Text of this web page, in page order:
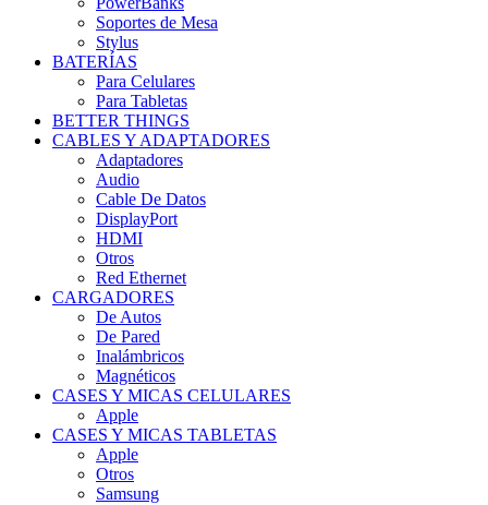
Soportes de Mesa
Stylus
BATERÍAS
Para Celulares
Para Tabletas
BETTER THINGS
CABLES Y ADAPTADORES
Adaptadores
Audio
Cable De Datos
DisplayPort
HDMI
Otros
Red Ethernet
CARGADORES
De Autos
De Pared
Inalámbricos
Magnéticos
CASES Y MICAS CELULARES
Apple
CASES Y MICAS TABLETAS
Apple
Otros
Samsung